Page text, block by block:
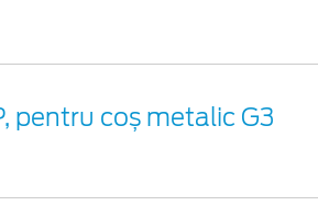
pentru coș metalic G3